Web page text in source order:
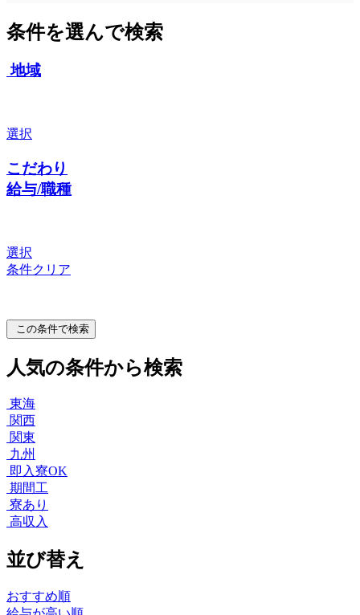
条件を選んで検索
地域
選択
こだわり
給与/職種
選択
条件クリア
この条件で検索
人気の条件から検索
東海
関西
関東
九州
即入寮OK
期間工
寮あり
高収入
並び替え
おすすめ順